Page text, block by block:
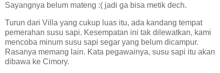
Sayangnya belum mateng :( jadi ga bisa metik dech.
Turun dari Villa yang cukup luas itu, ada kandang tempat
pemerahan susu sapi. Kesempatan ini tak dilewatkan, kami
mencoba minum susu sapi segar yang belum dicampur.
Rasanya memang lain. Kata pegawainya, susu sapi itu akan
dibawa ke Cimory.